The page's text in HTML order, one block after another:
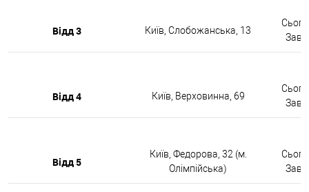
Відд 3 Київ, Слобожанська, 13
Відд 4 Київ, Верховинна, 69
Відд 5
Київ, Федорова, 32 (м.
Олімпійська)